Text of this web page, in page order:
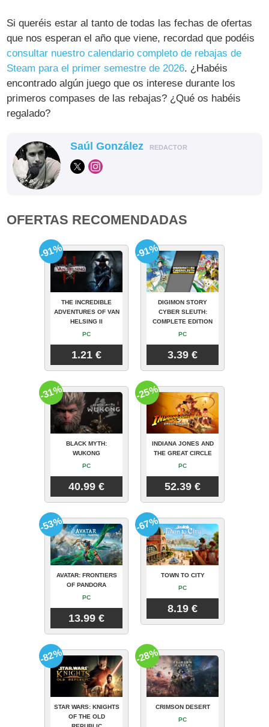
Si queréis estar al tanto de todas las fechas de ofertas
que nos esperan el año que viene, recordad que podéis
consultar nuestro calendario completo de rebajas de
Steam para el primer semestre de 2026. ¿Habéis
encontrado algún juego que os interese durante los
primeros compases de las rebajas? ¿Qué os habéis
regalado?
Saúl González REDACTOR
OFERTAS RECOMENDADAS
THE INCREDIBLE
ADVENTURES OF VAN
HELSING II
PC
1.21 €
-91%
DIGIMON STORY
CYBER SLEUTH:
COMPLETE EDITION
PC
3.39 €
-91%
BLACK MYTH:
WUKONG
PC
40.99 €
-31%
INDIANA JONES AND
THE GREAT CIRCLE
PC
52.39 €
-25%
AVATAR: FRONTIERS
OF PANDORA
PC
13.99 €
-53%
TOWN TO CITY
PC
8.19 €
-67%
STAR WARS: KNIGHTS
OF THE OLD
-82%
CRIMSON DESERT
PC
-28%